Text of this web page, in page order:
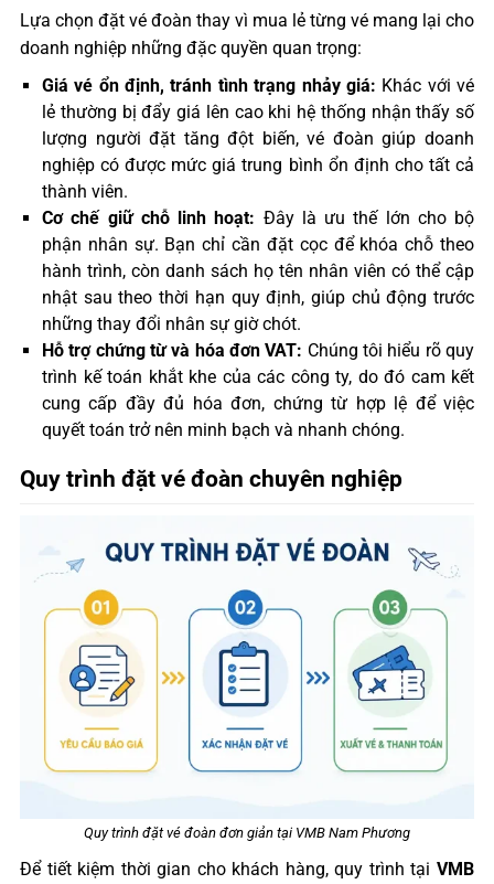
Lựa chọn đặt vé đoàn thay vì mua lẻ từng vé mang lại cho
doanh nghiệp những đặc quyền quan trọng:
Giá vé ổn định, tránh tình trạng nhảy giá: Khác với vé
lẻ thường bị đẩy giá lên cao khi hệ thống nhận thấy số
lượng người đặt tăng đột biến, vé đoàn giúp doanh
nghiệp có được mức giá trung bình ổn định cho tất cả
thành viên.
Cơ chế giữ chỗ linh hoạt: Đây là ưu thế lớn cho bộ
phận nhân sự. Bạn chỉ cần đặt cọc để khóa chỗ theo
hành trình, còn danh sách họ tên nhân viên có thể cập
nhật sau theo thời hạn quy định, giúp chủ động trước
những thay đổi nhân sự giờ chót.
Hỗ trợ chứng từ và hóa đơn VAT: Chúng tôi hiểu rõ quy
trình kế toán khắt khe của các công ty, do đó cam kết
cung cấp đầy đủ hóa đơn, chứng từ hợp lệ để việc
quyết toán trở nên minh bạch và nhanh chóng.
Quy trình đặt vé đoàn chuyên nghiệp
Quy trình đặt vé đoàn đơn giản tại VMB Nam Phương
Để tiết kiệm thời gian cho khách hàng, quy trình tại VMB